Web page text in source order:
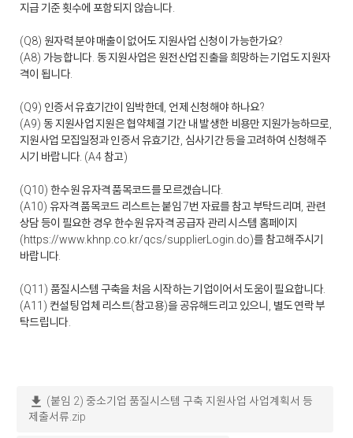
지급 기준 횟수에 포함되지 않습니다.
(Q8) 원자력 분야 매출이 없어도 지원사업 신청이 가능한가요?
(A8) 가능합니다. 동 지원사업은 원전산업 진출을 희망하는 기업도 지원자
격이 됩니다.
(Q9) 인증서 유효기간이 임박한데, 언제 신청해야 하나요?
(A9) 동 지원사업 지원은 협약체결 기간 내 발생한 비용만 지원가능하므로,
지원사업 모집일정과 인증서 유효기간, 심사기간 등을 고려하여 신청해주
시기 바랍니다. (A4 참고)
(Q10) 한수원 유자격 품목코드를 모르겠습니다.
(A10) 유자격 품목코드 리스트는 붙임7번 자료를 참고 부탁드리며, 관련
상담 등이 필요한 경우 한수원 유자격 공급자 관리 시스템 홈페이지
(https://www.khnp.co.kr/qcs/supplierLogin.do)를 참고해주시기
바랍니다.
(Q11) 품질시스템 구축을 처음 시작하는 기업이어서 도움이 필요합니다.
(A11) 컨설팅 업체 리스트(참고용)을 공유해드리고 있으니, 별도 연락 부
탁드립니다.
download (붙임 2) 중소기업 품질시스템 구축 지원사업 사업계획서 등
제출서류.zip